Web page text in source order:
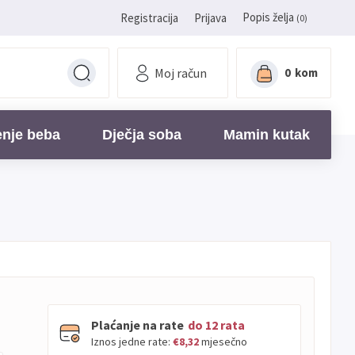
Registracija Prijava Popis želja (0)
Moj račun 0 kom
beba Dječja soba Mamin kutak
Plaćanje na rate do 12 rata
Iznos jedne rate: €8,32mjesečno